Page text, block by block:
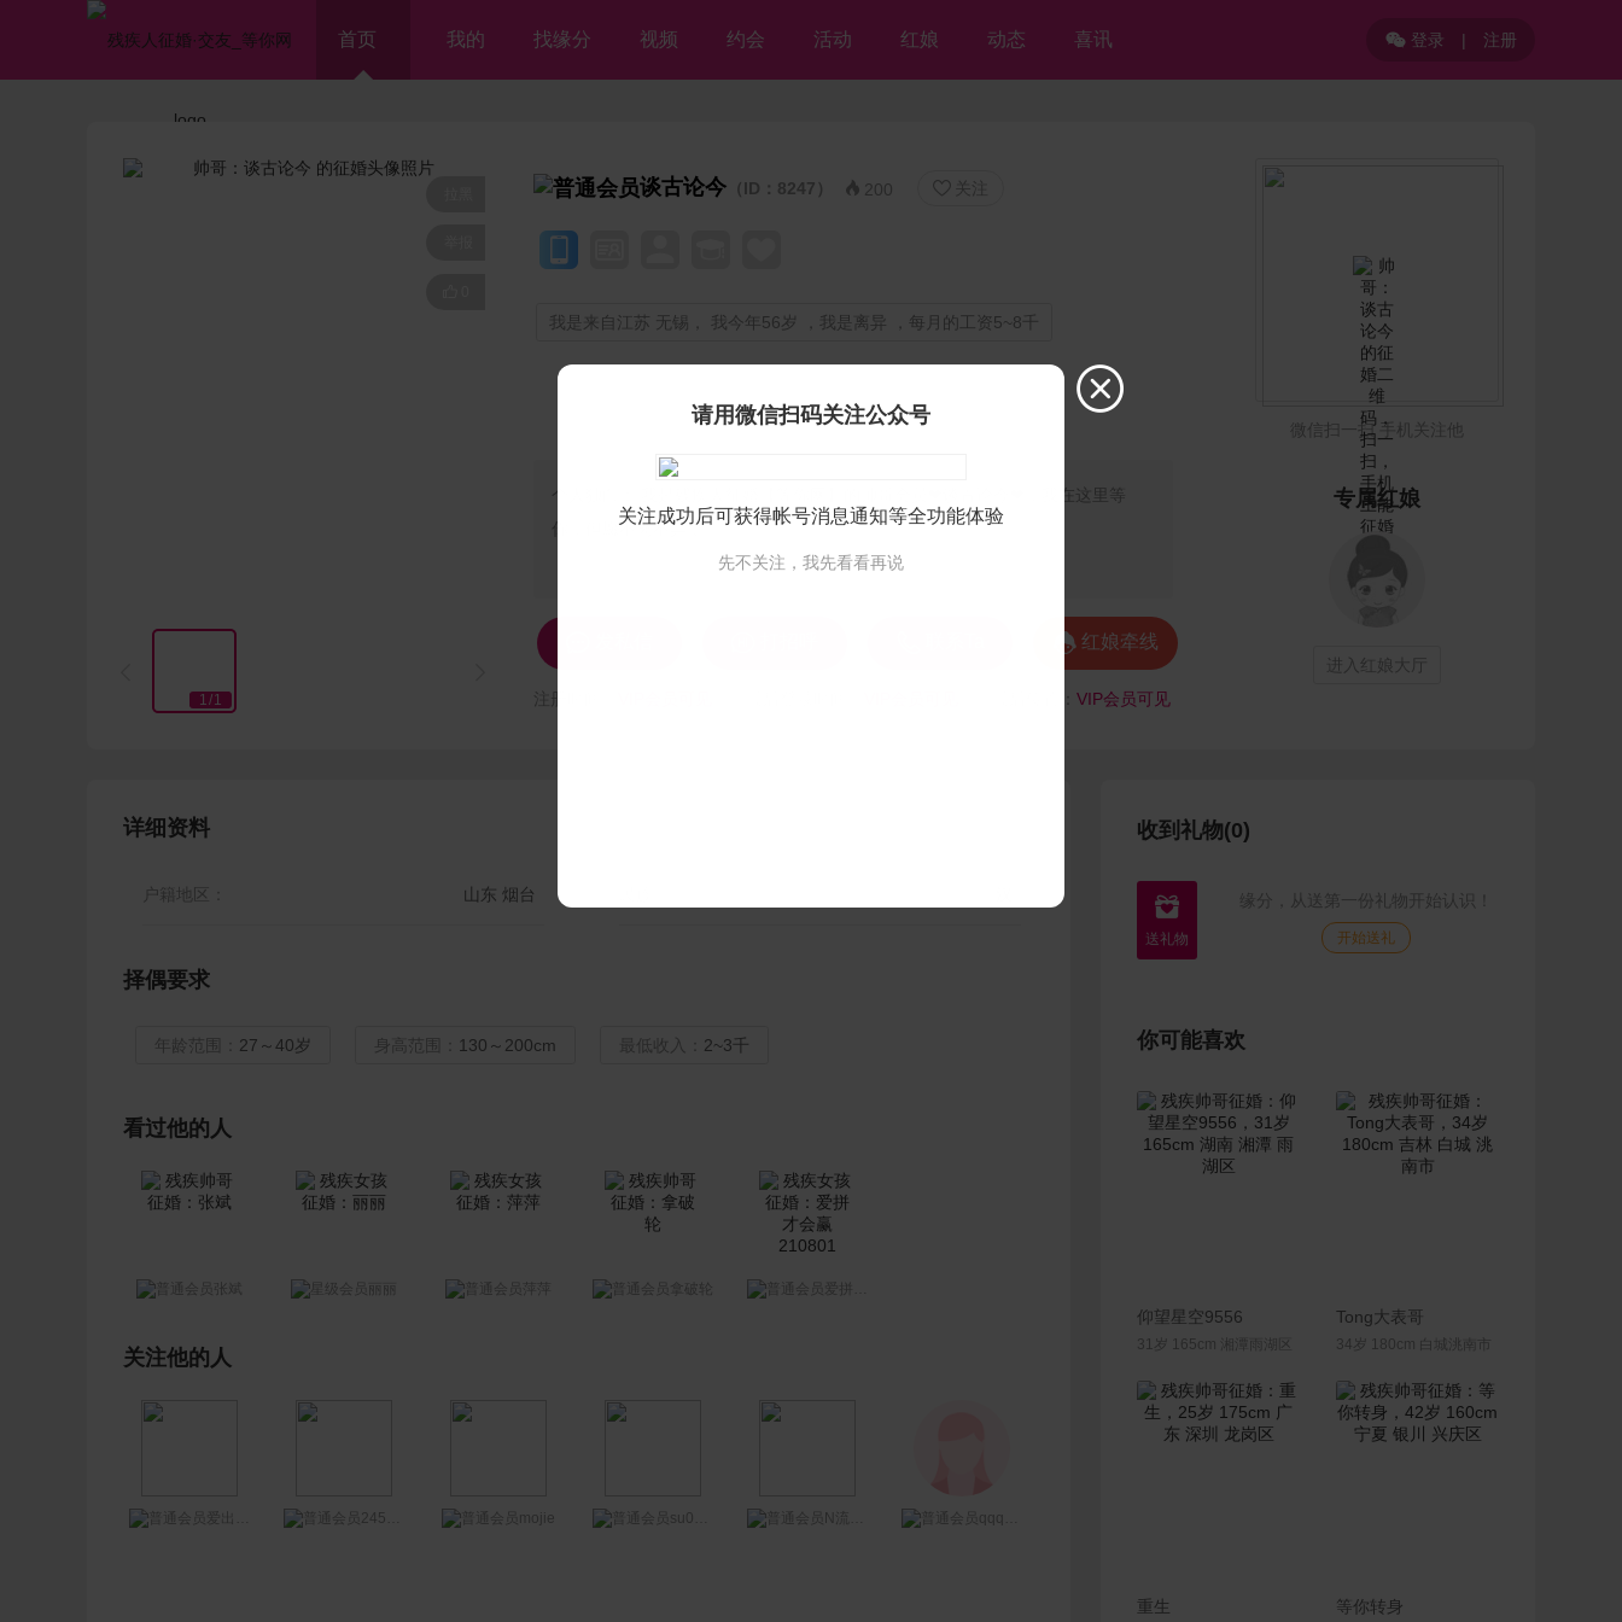
首页 我的 找缘分 视频 约会 活动 红娘 动态 喜讯 登录 | 注册
1/1
谈古论今 （ID：8247）  200  关注
我是来自江苏 无锡， 我今年56岁 ，我是离异 ，每月的工资5~8千
个人独白：
我是残疾人征婚【等你网】的帅哥会员❤谈古论今❤，我在这里等
你，但愿不离不弃💘
 红娘牵线
VIP会员可见
微信扫一扫 手机关注他
专属红娘
进入红娘大厅
详细资料
户籍地区： 山东 烟台
择偶要求
年龄范围： 27～40岁 身高范围： 130～200cm 最低收入： 2~3千
看过他的人
张斌 萍萍 拿破轮 爱拼才会赢210801
关注他的人
爱出者爱返 245393404 mojie su0603 qqqqq1
收到礼物(0)
 缘分，从送第一份礼物开始认识！
开始送礼
你可能喜欢
联系Ta
仰望星空9556
31岁 165cm 湘潭雨湖区
联系Ta
Tong大表哥
34岁 180cm 白城洮南市
重生 联系Ta
等你转身

请用微信扫码关注公众号
关注成功后可获得帐号消息通知等全功能体验
先不关注，我先看看再说